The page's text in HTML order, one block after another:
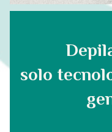
solo